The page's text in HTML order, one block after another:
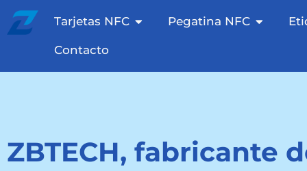
Saltar
contenido
Tarjetas NFC Tarjetas NFC abiertas
Pegatina NFC Etiqueta
Contacto
ZBTECH, fabricante